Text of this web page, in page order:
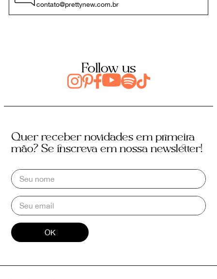
contato@prettynew.com.br
Follow us
Quer receber novidades em primeira
mão? Se inscreva em nossa newsletter!
OK